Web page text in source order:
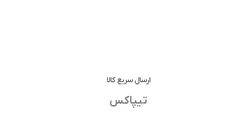
ارسال سریع کالا
تیپاکس